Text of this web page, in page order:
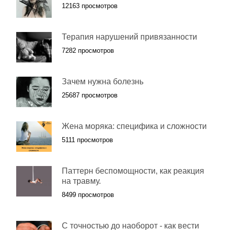
12163 просмотров
Терапия нарушений привязанности
7282 просмотров
Зачем нужна болезнь
25687 просмотров
Жена моряка: специфика и сложности
5111 просмотров
Паттерн беспомощности, как реакция
на травму.
8499 просмотров
С точностью до наоборот - как вести